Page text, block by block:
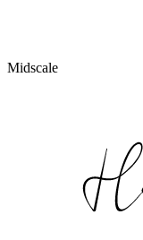
Midscale